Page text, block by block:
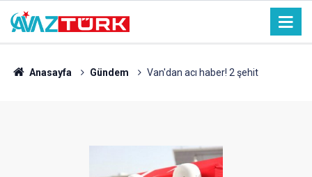
Anasayfa Gündem Van'dan acı haber! 2 şehit